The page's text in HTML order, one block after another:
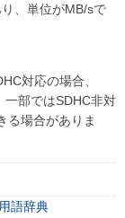
、単位がMB/sで
対応の場合、
一部ではSDHC非対
る場合がありま
語辞典